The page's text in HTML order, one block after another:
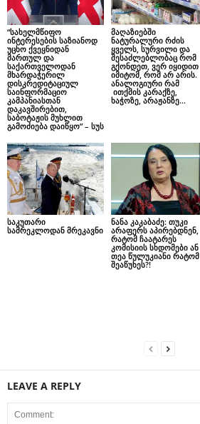
“სახელმწიფო
ინტერესების საზიანოდ
უცხო ქვეყნიდან
მართულ და
საქართველოდან
მხარდაჭერილ
დისკრედიტაციულ
საინფორმაციო
კამპანიასთან
დაკავშირებით,
საბოტაჟის მუხლით
გამოძიება დაიწყო” – სუს
მაღაზიებში
ნატურალური რძის
ყველს, სურვილი და
შესაძლებლობაც რომ
გქონდეთ, ვერ იყიდით
იმიტომ, რომ არ არის.
ანალოგიური რამ
ითქმის კარაქზე,
ხაჭოზე, არაჟანზე…
საკუთარი
სამრეკლოდან მრეკავნი
ნანა კაკაბაძე: თუკი
არაფერს აპირებდნენ,
რატომ ჩაატარეს
კომისიის სხდომები ან
თეა წულუკიანი რატომ
შეაწუხეს?!
LEAVE A REPLY